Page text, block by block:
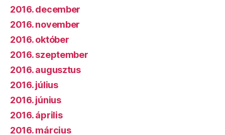
2016. december
2016. november
2016. október
2016. szeptember
2016. augusztus
2016. július
2016. június
2016. április
2016. március